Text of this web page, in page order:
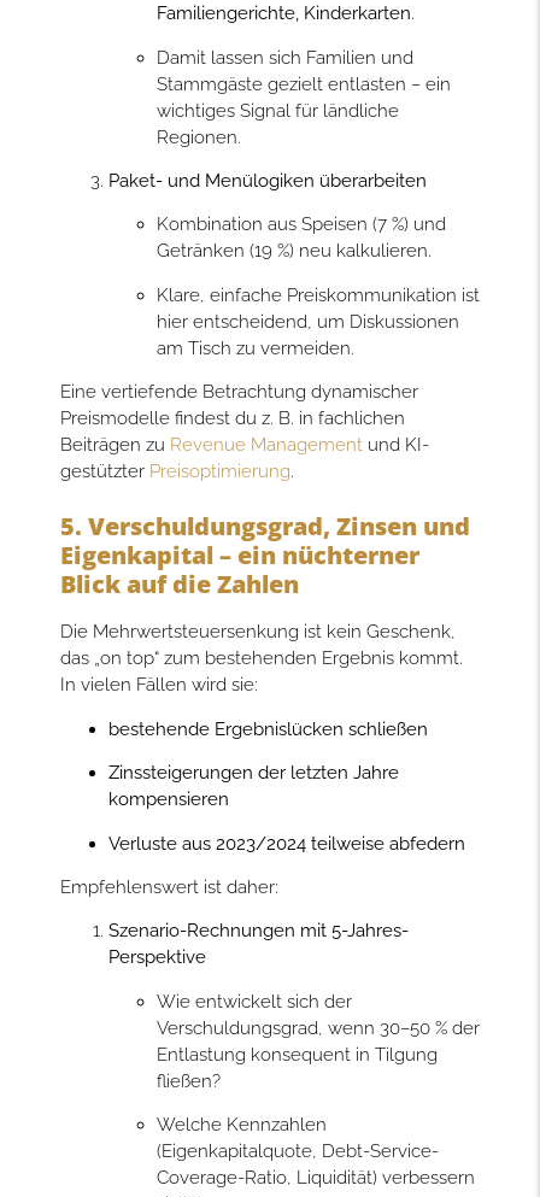
Familiengerichte, Kinderkarten.
Damit lassen sich Familien und
Stammgäste gezielt entlasten – ein
wichtiges Signal für ländliche
Regionen.
Paket- und Menülogiken überarbeiten
Kombination aus Speisen (7 %) und
Getränken (19 %) neu kalkulieren.
Klare, einfache Preiskommunikation ist
hier entscheidend, um Diskussionen
am Tisch zu vermeiden.
Eine vertiefende Betrachtung dynamischer
Preismodelle findest du z. B. in fachlichen
Beiträgen zu Revenue Management und KI-
gestützter Preisoptimierung.
5. Verschuldungsgrad, Zinsen und
Eigenkapital – ein nüchterner
Blick auf die Zahlen
Die Mehrwertsteuersenkung ist kein Geschenk,
das „on top“ zum bestehenden Ergebnis kommt.
In vielen Fällen wird sie:
bestehende Ergebnislücken schließen
Zinssteigerungen der letzten Jahre
kompensieren
Verluste aus 2023/2024 teilweise abfedern
Empfehlenswert ist daher:
Szenario-Rechnungen mit 5-Jahres-
Perspektive
Wie entwickelt sich der
Verschuldungsgrad, wenn 30–50 % der
Entlastung konsequent in Tilgung
fließen?
Welche Kennzahlen
(Eigenkapitalquote, Debt-Service-
Coverage-Ratio, Liquidität) verbessern